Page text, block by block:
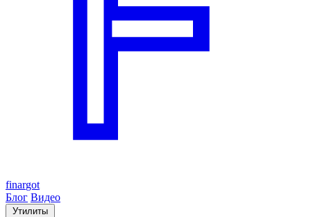
finargot
Блог Видео
Утилиты